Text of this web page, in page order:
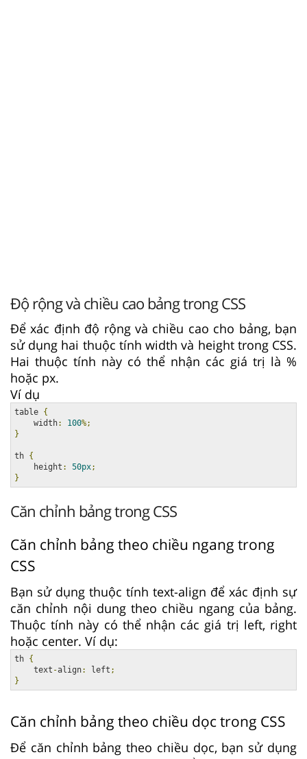
Độ rộng và chiều cao bảng trong CSS
Để xác định độ rộng và chiều cao cho bảng, bạn
sử dụng hai thuộc tính width và height trong CSS.
Hai thuộc tính này có thể nhận các giá trị là %
hoặc px.
Ví dụ
table {
    width
: 100%;
}
th {
    height
: 50px;
}
Căn chỉnh bảng trong CSS
Căn chỉnh bảng theo chiều ngang trong
CSS
Bạn sử dụng thuộc tính text-align để xác định sự
căn chỉnh nội dung theo chiều ngang của bảng.
Thuộc tính này có thể nhận các giá trị left, right
hoặc center. Ví dụ:
th {
    text
-align: left ;
}
Căn chỉnh bảng theo chiều dọc trong CSS
Để căn chỉnh bảng theo chiều dọc, bạn sử dụng